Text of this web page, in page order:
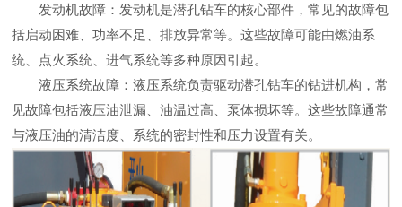
发动机故障：发动机是潜孔钻车的核心部件，常见的故障包
括启动困难、功率不足、排放异常等。这些故障可能由燃油系
统、点火系统、进气系统等多种原因引起。
液压系统故障：液压系统负责驱动潜孔钻车的钻进机构，常
见故障包括液压油泄漏、油温过高、泵体损坏等。这些故障通常
与液压油的清洁度、系统的密封性和压力设置有关。